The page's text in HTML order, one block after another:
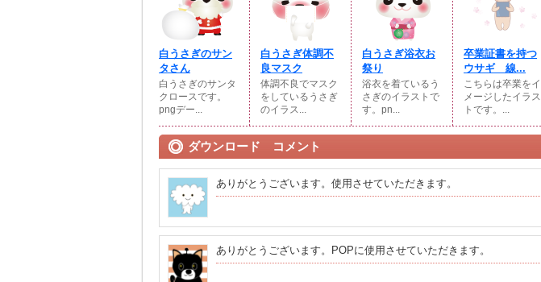
白うさぎのサン
タさん
白うさぎのサンタ
クロースです。
pngデー...
白うさぎ体調不
良マスク
体調不良でマスク
をしているうさぎ
のイラス...
白うさぎ浴衣お
祭り
浴衣を着ているう
さぎのイラストで
す。pn...
卒業証書を持つ
ウサギ 線...
こちらは卒業をイ
メージしたイラス
トです。...
ダウンロード コメント
ありがとうございます。使用させていただきます。
ありがとうございます。POPに使用させていただきます。